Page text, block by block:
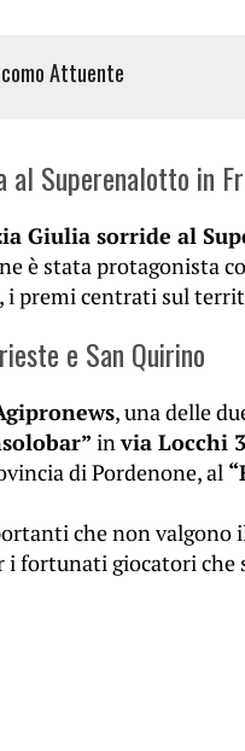
Attuente
al Superenalotto in
Giulia sorride al
è stata protagonista
i premi centrati sul
e San Quirino
, una delle
invia Locchi
di Pordenone, al
che non valgono
fortunati giocatori che